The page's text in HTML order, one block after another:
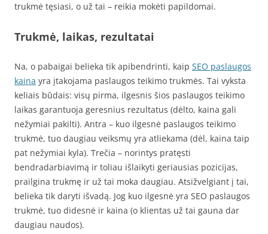
trukmė tęsiasi, o už tai – reikia mokėti papildomai.
Trukmė, laikas, rezultatai
Na, o pabaigai belieka tik apibendrinti, kaip SEO paslaugos
kaina yra įtakojama paslaugos teikimo trukmės. Tai vyksta
keliais būdais: visų pirma, ilgesnis šios paslaugos teikimo
laikas garantuoja geresnius rezultatus (dėlto, kaina gali
nežymiai pakilti). Antra – kuo ilgesnė paslaugos teikimo
trukmė, tuo daugiau veiksmų yra atliekama (dėl, kaina taip
pat nežymiai kyla). Trečia – norintys pratęsti
bendradarbiavimą ir toliau išlaikyti geriausias pozicijas,
prailgina trukmę ir už tai moka daugiau. Atsižvelgiant į tai,
belieka tik daryti išvadą. Jog kuo ilgesnė yra SEO paslaugos
trukmė, tuo didesnė ir kaina (o klientas už tai gauna dar
daugiau naudos).